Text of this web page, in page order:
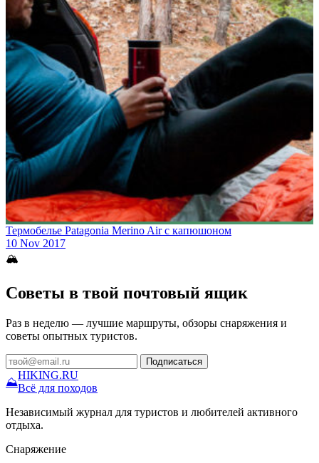
Термобелье Patagonia Merino Air с капюшоном
10 Nov 2017
🏔
Советы в твой почтовый ящик
Раз в неделю — лучшие маршруты, обзоры снаряжения и
советы опытных туристов.
Подписаться
⛰
HIKING.RU
Всё для походов
Независимый журнал для туристов и любителей активного
отдыха.
Снаряжение